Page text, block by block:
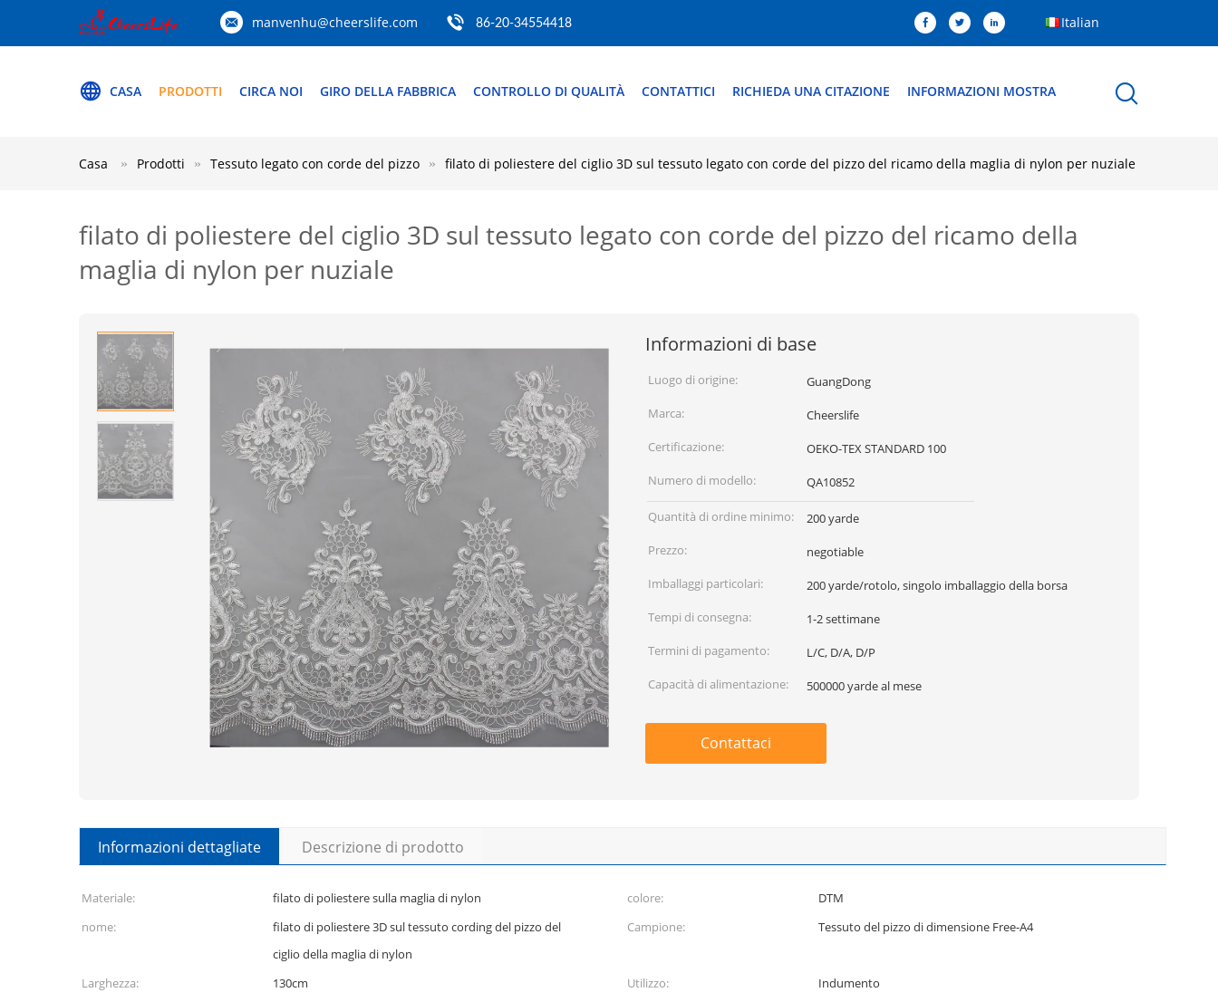
manvenhu@cheerslife.com 86-20-34554418 Italian
CASA PRODOTTI CIRCA NOI GIRO DELLA FABBRICA CONTROLLO DI QUALITÀ CONTATTICI RICHIEDA UNA CITAZIONE INFORMAZIONI MOSTRA
Casa Prodotti Tessuto legato con corde del pizzo filato di poliestere del ciglio 3D sul tessuto legato con corde del pizzo del ricamo della maglia di nylon per nuziale
filato di poliestere del ciglio 3D sul tessuto legato con corde del pizzo del ricamo della
maglia di nylon per nuziale
Informazioni di base
Luogo di origine:
GuangDong
Marca:
Cheerslife
Certificazione:
OEKO-TEX STANDARD 100
Numero di modello:
QA10852
Quantità di ordine minimo:
200 yarde
Prezzo:
negotiable
Imballaggi particolari:
200 yarde/rotolo, singolo imballaggio della borsa
Tempi di consegna:
1-2 settimane
Termini di pagamento:
L/C, D/A, D/P
Capacità di alimentazione:
500000 yarde al mese
Contattaci
Informazioni dettagliate Descrizione di prodotto
Materiale: filato di poliestere sulla maglia di nylon colore:
DTM
nome:
filato di poliestere 3D sul tessuto cording del pizzo del
ciglio della maglia di nylon
Campione: Tessuto del pizzo di dimensione Free-A4
Larghezza: 130cm Utilizzo:
Indumento